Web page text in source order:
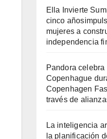
Ella Invierte
cinco
mujeres a
independencia
Pandora
Copenhague
Copenhagen
través de
La inteligencia
la planificación